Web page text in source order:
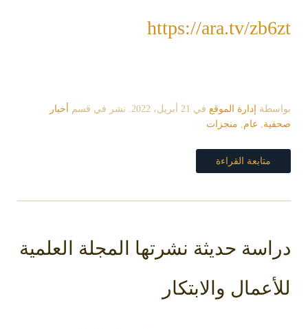
https://ara.tv/zb6zt
بواسطة إدارة الموقع في 21 أبريل، 2022 . نشر في قسم
أخبار
صحفية
عام منجزات
متابعة القراءة
دراسة حديثة نشرتها المجلة العلمية
للأعمال والابتكار